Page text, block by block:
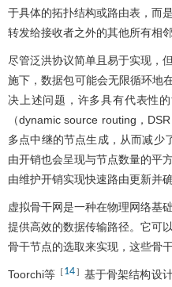
于具体的拓扑结构或路由表，而
转发给接收者之外的其他所有相
尽管泛洪协议简单且易于实现，
施下，数据包可能会无限循环地
决上述问题，许多具有代表性
（dynamic source routing，DSR
多点中继的节点生成，从而减少
由开销也会呈现与节点数量的平
由维护开销实现快速路由更新并
虚拟骨干网是一种在物理网络基
提供高效的数据传输路径。它可
骨干节点的选取来实现，这些骨
Toorchi等 ［14］ 基于骨架结构设